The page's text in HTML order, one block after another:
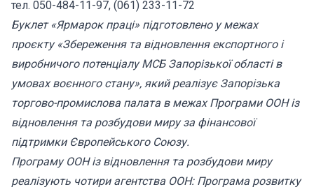
тел. 050-484-11-97, (061) 233-11-72
Буклет «Ярмарок праці» підготовлено у межах
проєкту «Збереження та відновлення експортного і
виробничого потенціалу МСБ Запорізької області в
умовах воєнного стану», який реалізує Запорізька
торгово-промислова палата в межах Програми ООН із
відновлення та розбудови миру за фінансової
підтримки Європейського Союзу.
Програму ООН із відновлення та розбудови миру
реалізують чотири агентства ООН: Програма розвитку